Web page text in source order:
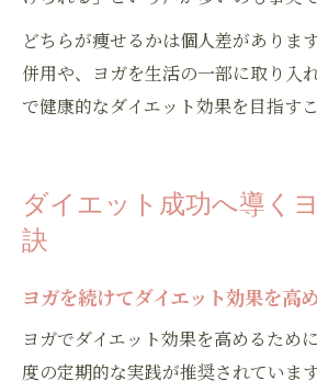
どちらが痩せるかは個人差がありま
併用や、ヨガを生活の一部に取り入
で健康的なダイエット効果を目指す
ダイエット成功へ導く
訣
ヨガを続けてダイエット効果を高
ヨガでダイエット効果を高めるため
度の定期的な実践が推奨されていま